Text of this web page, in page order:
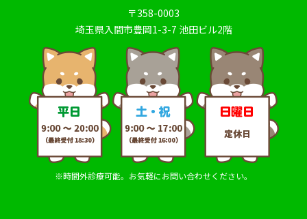
〒358-0003
埼玉県入間市豊岡1-3-7 池田ビル2階
※時間外診療可能。お気軽にお問い合わせください。